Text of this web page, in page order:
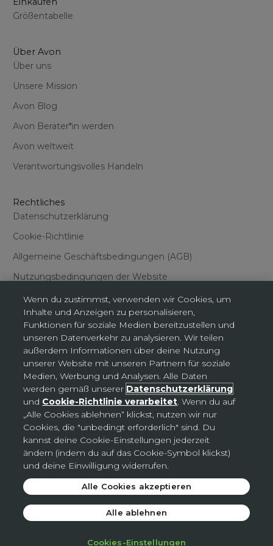
Größentabelle
Über Avon
Über uns
Unsere Mission
Avon Blog
Avon Berater*in werden
Avon weltweit
Verantwortungsvolles Handeln
Rechtliches
Datenschutzerklärung
Cookie-Richtlinie
Allgemeine Geschäftsbedingungen (AGB)
Nutzungsbedingungen der Website
Cookies-Einstellungen
Deutschland (EUR €)
Land
Deutschland (EUR €)
Slowakei (EUR €)
Tschechien (CZK Kč)
© 2026 - Avon.
Wenn du zustimmst, verwenden wir Cookies, um
Inhalte und Anzeigen zu personalisieren,
Funktionen für soziale Medien bereitzustellen und
unseren Datenverkehr zu analysieren. Wir teilen
außerdem Informationen über deine Nutzung
unserer Website mit unseren Partnern für soziale
Medien, Werbung und Analysen. Alle Daten
werden gemäß unserer Datenschutzerklärung
und Cookie-Richtlinie verarbeitet. Wenn du auf
„Alle Cookies ablehnen“ klickst, nutzen wir nur
Cookies, die "unbedingt erforderlich" sind. Du
kannst deine Cookie-Einstellungen jederzeit
ändern (indem du auf das Cookie-Symbol klickst)
und deine Einwilligung widerrufen.
Cookies-Einstellungen
Alle ablehnen
Alle Cookies akzeptieren